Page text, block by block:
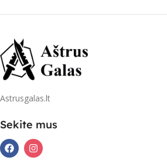
Astrusgalas.lt
Sekite mus